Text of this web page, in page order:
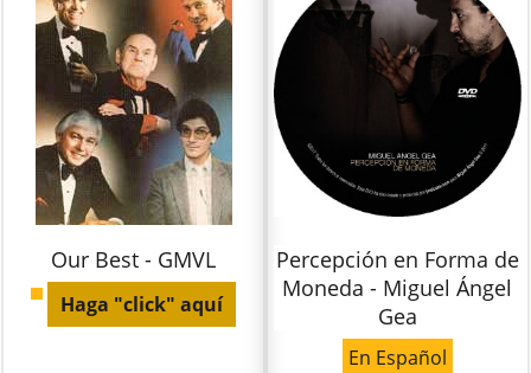
Our Best - GMVL
Haga "click" aquí
Percepción en Forma de
Moneda - Miguel Ángel
Gea
En Español